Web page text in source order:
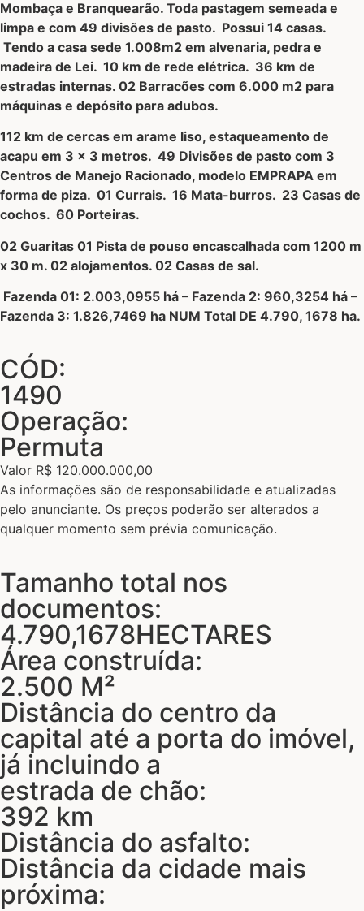
Mombaça e Branquearão. Toda pastagem semeada e
limpa e com 49 divisões de pasto. Possui 14 casas.
Tendo a casa sede 1.008m2 em alvenaria, pedra e
madeira de Lei. 10 km de rede elétrica. 36 km de
estradas internas. 02 Barracões com 6.000 m2 para
máquinas e depósito para adubos.
112 km de cercas em arame liso, estaqueamento de
acapu em 3 x 3 metros. 49 Divisões de pasto com 3
Centros de Manejo Racionado, modelo EMPRAPA em
forma de piza. 01 Currais. 16 Mata-burros. 23 Casas de
cochos. 60 Porteiras.
02 Guaritas 01 Pista de pouso encascalhada com 1200 m
x 30 m. 02 alojamentos. 02 Casas de sal.
Fazenda 01: 2.003,0955 há – Fazenda 2: 960,3254 há –
Fazenda 3: 1.826,7469 ha NUM Total DE 4.790, 1678 ha.
CÓD:
1490
Operação:
Permuta
Valor R$ 120.000.000,00
As informações são de responsabilidade e atualizadas
pelo anunciante. Os preços poderão ser alterados a
qualquer momento sem prévia comunicação.
Tamanho total nos
documentos:
4.790,1678HECTARES
Área construída:
2.500 M²
Distância do centro da
capital até a porta do imóvel,
já incluindo a
estrada de chão:
392 km
Distância do asfalto:
Distância da cidade mais
próxima: